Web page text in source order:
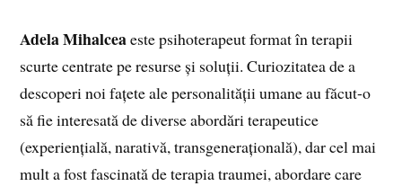
Adela Mihalceaeste psihoterapeut format în terapii
scurte centrate pe resurse și soluții. Curiozitatea de a
descoperi noi fațete ale personalității umane au făcut-o
să fie interesată de diverse abordări terapeutice
(experiențială, narativă, transgenerațională), dar cel mai
mult a fost fascinată de terapia traumei, abordare care